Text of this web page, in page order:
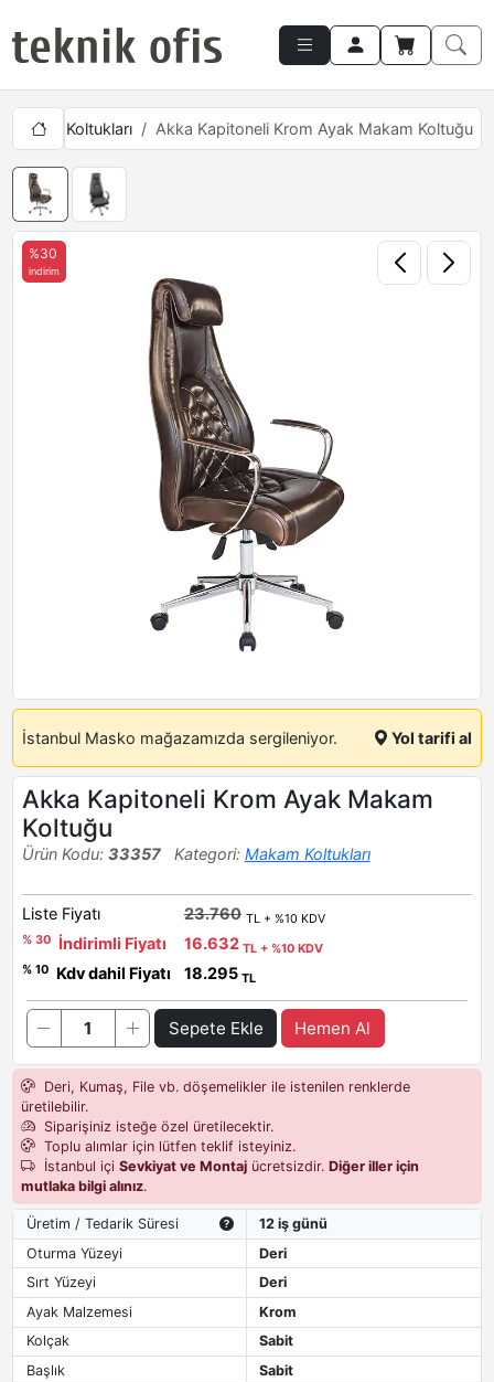
Makam Koltukları Akka Kapitoneli Krom Ayak Makam Koltuğu
%30
indirim
İstanbul Masko mağazamızda sergileniyor. Yol tarifi al
Akka Kapitoneli Krom Ayak Makam
Koltuğu
Ürün Kodu: 33357 Kategori: Makam Koltukları
Liste Fiyatı 23.760 TL + %10 KDV
% 30
İndirimli Fiyatı 16.632 TL + %10 KDV
% 10
Kdv dahil Fiyatı 18.295 TL
Sepete Ekle Hemen Al
Deri, Kumaş, File vb. döşemelikler ile istenilen renklerde
üretilebilir.
Siparişiniz isteğe özel üretilecektir.
Toplu alımlar için lütfen teklif isteyiniz.
İstanbul içi Sevkiyat ve Montajücretsizdir. Diğer iller için
mutlaka bilgi alınız.
Üretim / Tedarik Süresi
12 iş günü
Oturma Yüzeyi
Deri
Sırt Yüzeyi
Deri
Ayak Malzemesi
Krom
Kolçak
Sabit
Başlık
Sabit